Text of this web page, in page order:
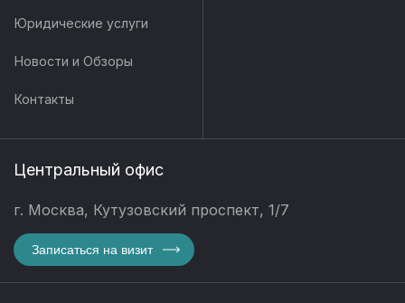
Юридические услуги
Новости и Обзоры
Контакты
Центральный офис
г. Москва, Кутузовский проспект, 1/7
Записаться на визит